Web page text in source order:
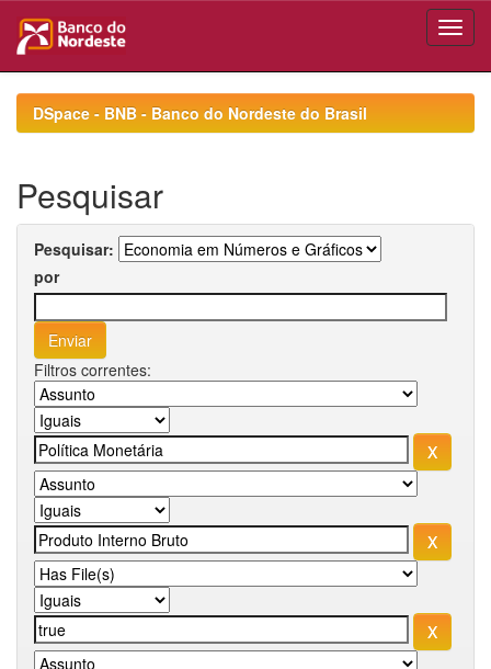
navigationDSpace - BNB - Banco do Nordeste do Brasil
Pesquisar
Pesquisar:
por
Filtros correntes: